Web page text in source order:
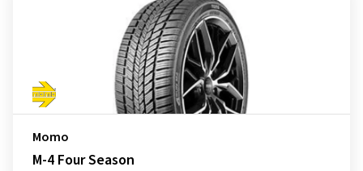
Momo
M-4 Four Season